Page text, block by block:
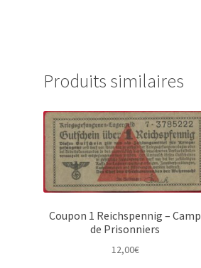
Produits similaires
Coupon 1 Reichspennig – Camp
de Prisonniers
12,00€